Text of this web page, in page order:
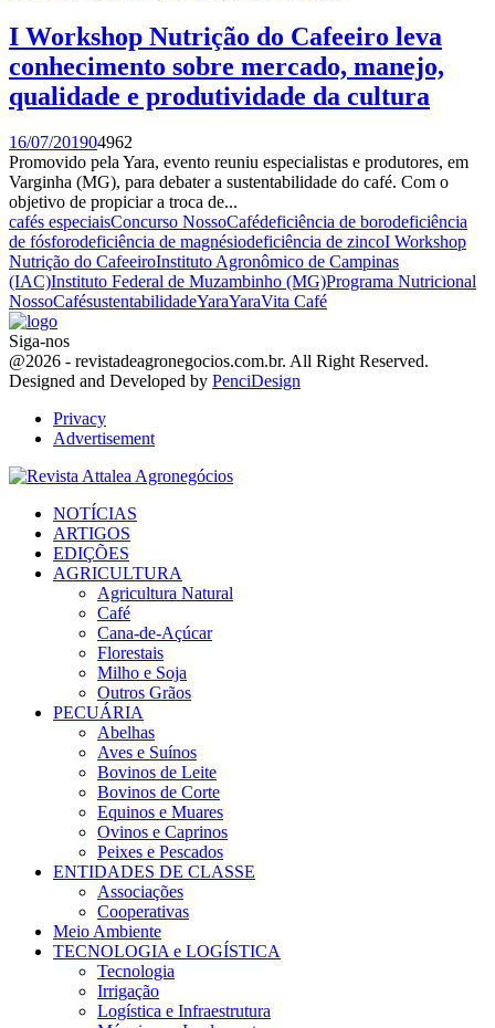
I Workshop Nutrição do Cafeeiro leva
conhecimento sobre mercado, manejo,
qualidade e produtividade da cultura
16/07/201904962
Promovido pela Yara, evento reuniu especialistas e produtores, em
Varginha (MG), para debater a sustentabilidade do café. Com o
objetivo de propiciar a troca de...
cafés especiaisConcurso NossoCafédeficiência de borodeficiência
de fósforodeficiência de magnésiodeficiência de zincoI Workshop
Nutrição do CafeeiroInstituto Agronômico de Campinas
(IAC)Instituto Federal de Muzambinho (MG)Programa Nutricional
NossoCafésustentabilidadeYaraYaraVita Café
Siga-nos
Facebook
Twitter
Instagram
Linkedin
Youtube
Email
@2026 - revistadeagronegocios.com.br. All Right Reserved.
Designed and Developed by PenciDesign
Privacy
Advertisement
NOTÍCIAS
ARTIGOS
EDIÇÕES
AGRICULTURA
Agricultura Natural
Café
Cana-de-Açúcar
Florestais
Milho e Soja
Outros Grãos
PECUÁRIA
Abelhas
Aves e Suínos
Bovinos de Leite
Bovinos de Corte
Equinos e Muares
Ovinos e Caprinos
Peixes e Pescados
ENTIDADES DE CLASSE
Associações
Cooperativas
Meio Ambiente
TECNOLOGIA e LOGÍSTICA
Tecnologia
Irrigação
Logística e Infraestrutura